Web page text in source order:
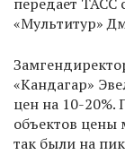
«Мультитур»
«Кандагар»
цен на 10-20%.
объектов цены
так были на